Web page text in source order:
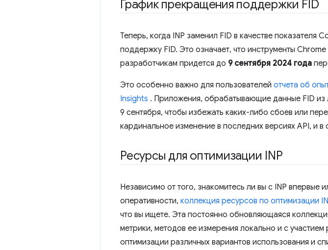
График прекращения поддержки FID
Теперь, когда INP заменил FID в качестве
поддержку FID. Это означает, что инструменты
разработчикам придется до 9 сентября 2024 года
Это особенно важно для пользователей отчета об
Insights . Приложения, обрабатывающие данные FID из
9 сентября, чтобы избежать каких-либо сбоев или
кардинальное изменение в последних версиях API, и
Ресурсы для оптимизации INP
Независимо от того, знакомитесь ли вы с INP впервые
оперативности, коллекция ресурсов по оптимизации
что вы ищете. Эта постоянно обновляющаяся
метрики, методов ее измерения локально и с
оптимизации различных вариантов использования и